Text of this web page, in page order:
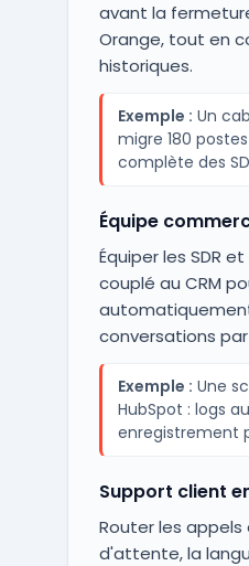
avant la
Orange, tout en
historiques.
Exemple : Un
migre 180
complète des
Équipe
Équiper les SDR
couplé au CRM
conversations par
Exemple : Une
HubSpot : logs
enregistrement
Support client
Router les
d'attente, la